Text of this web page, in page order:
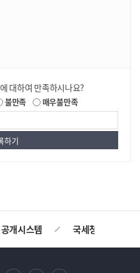
대하여 만족하시나요?
불만족 매우불만족
개시스템 국세청